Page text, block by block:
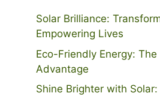
Solar Brilliance:
Empowering Lives
Eco-Friendly Energy: The
Advantage
Shine Brighter with